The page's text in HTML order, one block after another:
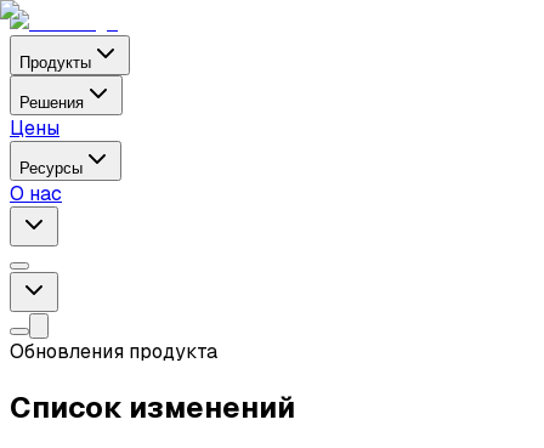
Продукты
Решения
Цены
Ресурсы
О нас
Обновления продукта
Список изменений